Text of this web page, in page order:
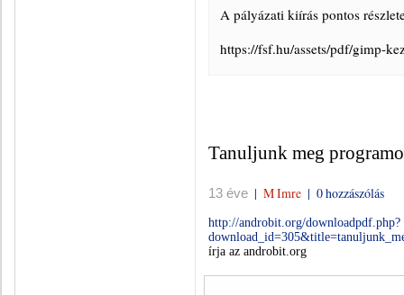
A pályázati kiírás pontos
https://fsf.hu/assets/pdf/gimp-
Tanuljunk meg
13 éve | M Imre | 0 hozzászólás
http://androbit.org/downloadpdf.php?
írja az androbit.org